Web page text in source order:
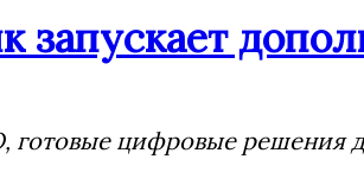
запускает
готовые цифровые решения